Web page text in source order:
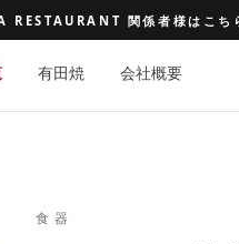
関係者様はこち
有田焼 会社概要
食器